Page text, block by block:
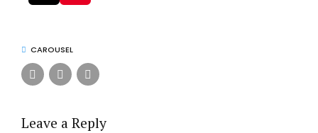
CAROUSEL
Leave a Reply